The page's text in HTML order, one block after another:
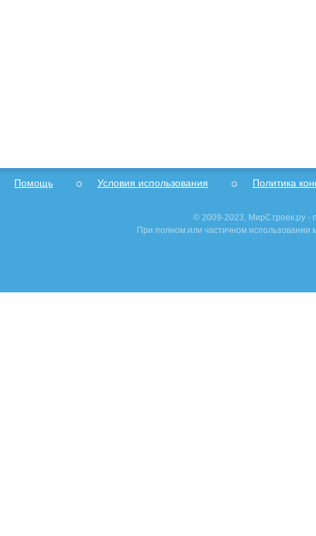
Помощь Условия использования Политика
© 2009-2023, МирСтроек.ру -
При полном или частичном использовании